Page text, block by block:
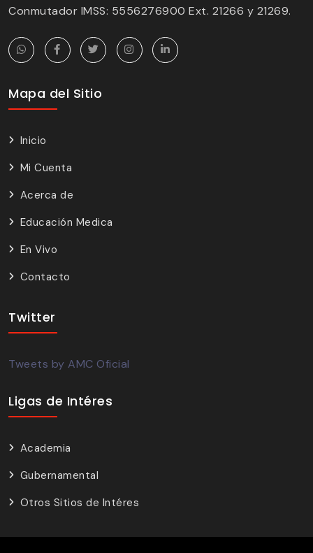
Conmutador IMSS: 5556276900 Ext. 21266 y 21269.
Mapa del Sitio
Inicio
Mi Cuenta
Acerca de
Educación Medica
En Vivo
Contacto
Twitter
Tweets by AMC Oficial
Ligas de Intéres
Academia
Gubernamental
Otros Sitios de Intéres